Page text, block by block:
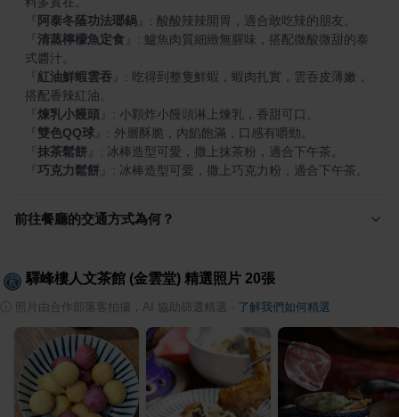
阿泰冬蔭功法瑯鍋
清蒸檸檬魚定食
: 鱸魚肉質細緻無腥味，搭配微酸微甜的泰
紅油鮮蝦雲吞
: 吃得到整隻鮮蝦，蝦肉扎實，雲吞皮薄嫩，
煉乳小饅頭
雙色QQ球
抹茶鬆餅
巧克力鬆餅 : 冰棒造型可愛，撒上巧克力粉，適合下午茶。
前往餐廳的交通方式為何？
驛峰樓人文茶館 (金雲堂) 精選照片 20張
照片由合作部落客拍攝，AI 協助篩選精選 了解我們如何精選